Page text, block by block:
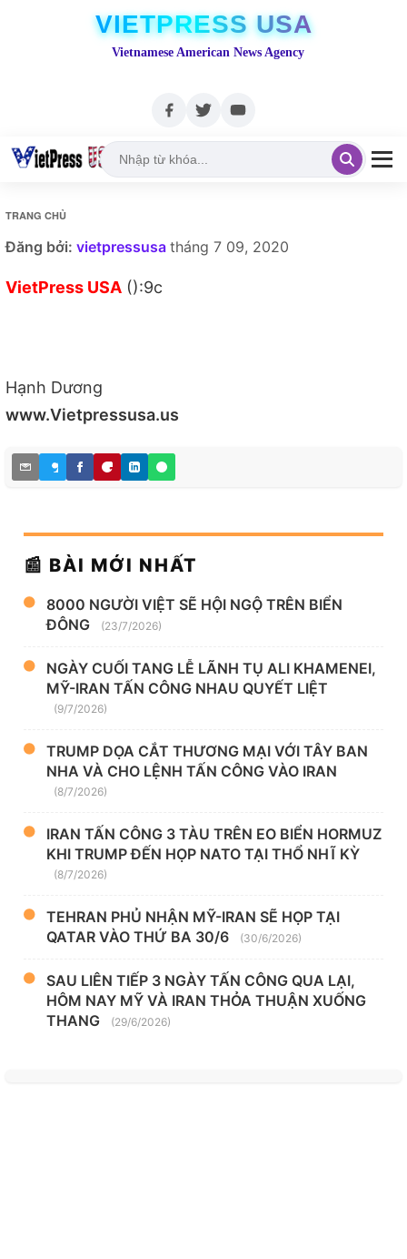
VIETPRESS USA
Vietnamese American News Agency
TRANG CHỦ
Đăng bởi: vietpressusa tháng 7 09, 2020
VietPress USA ():9c
Hạnh Dương
www.Vietpressusa.us
📰 BÀI MỚI NHẤT
8000 NGƯỜI VIỆT SẼ HỘI NGỘ TRÊN BIỂN
ĐÔNG
(23/7/2026)
NGÀY CUỐI TANG LỄ LÃNH TỤ ALI KHAMENEI,
MỸ-IRAN TẤN CÔNG NHAU QUYẾT LIỆT
(9/7/2026)
TRUMP DỌA CẮT THƯƠNG MẠI VỚI TÂY BAN
NHA VÀ CHO LỆNH TẤN CÔNG VÀO IRAN
(8/7/2026)
IRAN TẤN CÔNG 3 TÀU TRÊN EO BIỂN HORMUZ
KHI TRUMP ĐẾN HỌP NATO TẠI THỔ NHĨ KỲ
(8/7/2026)
TEHRAN PHỦ NHẬN MỸ-IRAN SẼ HỌP TẠI
QATAR VÀO THỨ BA 30/6
(30/6/2026)
SAU LIÊN TIẾP 3 NGÀY TẤN CÔNG QUA LẠI,
HÔM NAY MỸ VÀ IRAN THỎA THUẬN XUỐNG
THANG
(29/6/2026)